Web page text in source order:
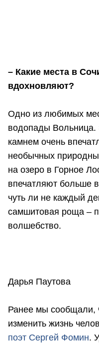
– Какие места в
вдохновляют?
Одно из любимых
водопады Вольница.
камнем очень
необычных
на озеро в Горное
впечатляют больше
чуть ли не каждый
самшитовая роща –
волшебство.
Дарья Паутова
Ранее мы сообщали,
изменить жизнь
поэт Сергей Фомин.